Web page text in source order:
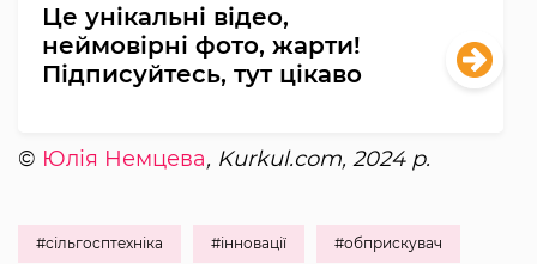
Це унікальні відео,
неймовірні фото, жарти!
Підписуйтесь, тут цікаво
© Юлія Немцева, Kurkul.com, 2024 р.
#сільгосптехніка #інновації #обприскувач